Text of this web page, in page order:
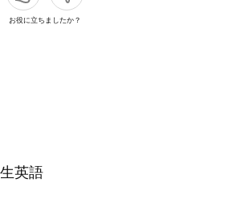
お役に立ちましたか？
英語